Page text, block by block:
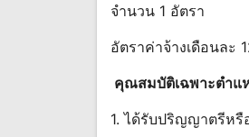
จำนวน 1 อัตรา
อัตราค่าจ้างเดือนละ
คุณสมบัติเฉพาะตําแ
1. ได้รับปริญญาตรีหรื